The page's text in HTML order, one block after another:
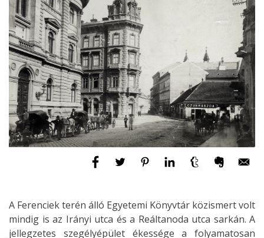
A Ferenciek terén álló Egyetemi Könyvtár közismert volt
mindig is az Irányi utca és a Reáltanoda utca sarkán. A
jellegzetes szegélyépület ékessége a folyamatosan